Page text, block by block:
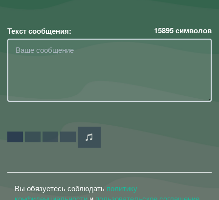
Текст сообщения: 15895символов
Вы обязуетесь соблюдать политику